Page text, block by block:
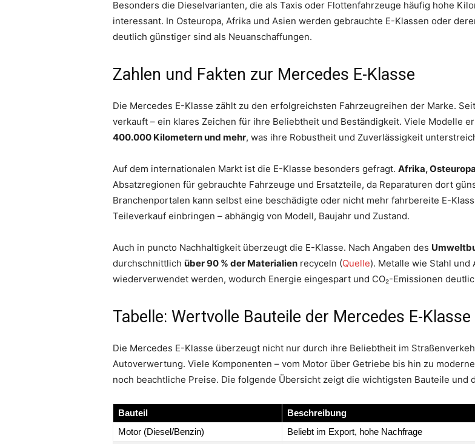
Besonders die Dieselvarianten, die als Taxis oder Flottenfahrzeuge häufig hohe
interessant. In Osteuropa, Afrika und Asien werden gebrauchte E-Klassen oder
deutlich günstiger sind als Neuanschaffungen.
Zahlen und Fakten zur Mercedes E-Klasse
Die Mercedes E-Klasse zählt zu den erfolgreichsten Fahrzeugreihen der Marke.
verkauft – ein klares Zeichen für ihre Beliebtheit und Beständigkeit. Viele Modelle
400.000 Kilometern und mehr, was ihre Robustheit und Zuverlässigkeit
Auf dem internationalen Markt ist die E-Klasse besonders gefragt. Afrika,
Absatzregionen für gebrauchte Fahrzeuge und Ersatzteile, da Reparaturen dort
Branchenportalen kann selbst eine beschädigte oder nicht mehr fahrbereite E-
Teileverkauf einbringen – abhängig von Modell, Baujahr und Zustand.
Auch in puncto Nachhaltigkeit überzeugt die E-Klasse. Nach Angaben des
durchschnittlich über 90 % der Materialien recyceln (Quelle). Metalle wie Stahl und
wiederverwendet werden, wodurch Energie eingespart und CO₂-Emissionen
Tabelle: Wertvolle Bauteile der Mercedes E-
Die Mercedes E-Klasse überzeugt nicht nur durch ihre Beliebtheit im
Autoverwertung. Viele Komponenten – vom Motor über Getriebe bis hin zu
noch beachtliche Preise. Die folgende Übersicht zeigt die wichtigsten Bauteile und
Bauteil Beschreibung
Motor (Diesel/Benzin)
Beliebt im Export, hohe Nachfrage